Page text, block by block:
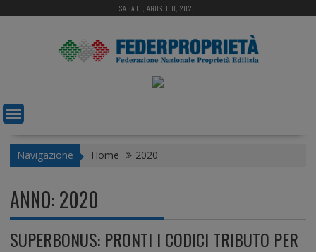
c
o
SABATO, AGOSTO 8, 2026
Navigazione Home 2020
ANNO:2020
SUPERBONUS: PRONTI I CODICI TRIBUTO PER